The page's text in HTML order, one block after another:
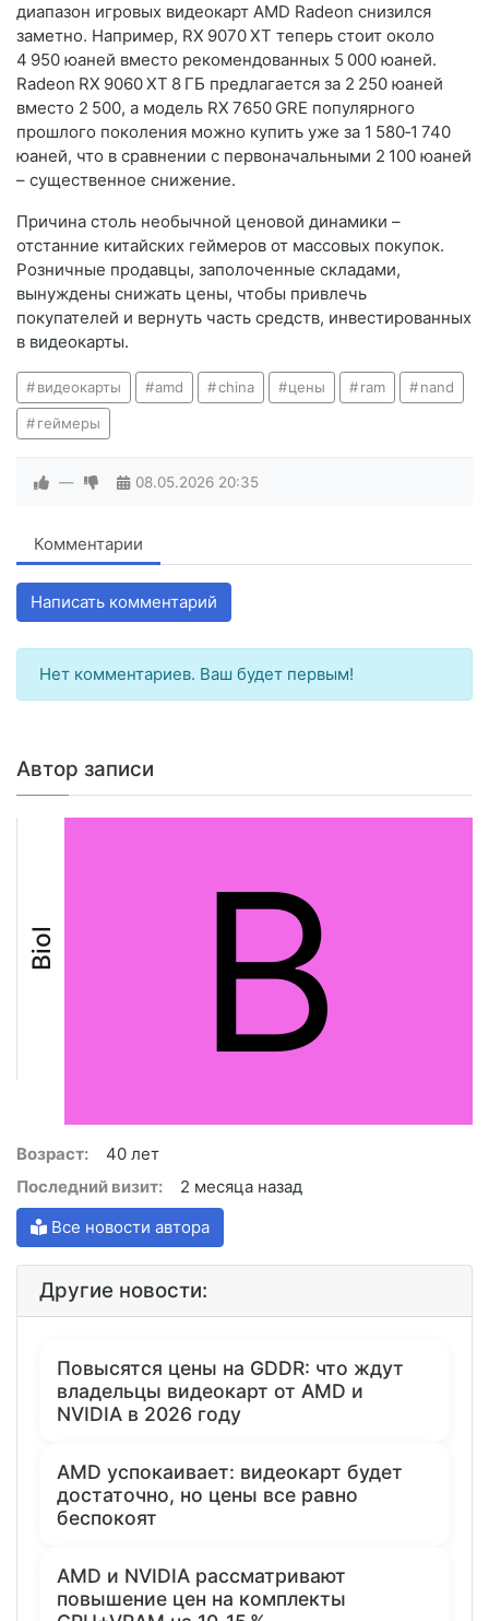
диапазон игровых видеокарт AMD Radeon снизился
заметно. Например, RX 9070 XT теперь стоит около
4 950 юаней вместо рекомендованных 5 000 юаней.
Radeon RX 9060 XT 8 ГБ предлагается за 2 250 юаней
вместо 2 500, а модель RX 7650 GRE популярного
прошлого поколения можно купить уже за 1 580‑1 740
юаней, что в сравнении с первоначальными 2 100 юаней
– существенное снижение.
Причина столь необычной ценовой динамики –
отстанние китайских геймеров от массовых покупок.
Розничные продавцы, заполоченные складами,
вынуждены снижать цены, чтобы привлечь
покупателей и вернуть часть средств, инвестированных
в видеокарты.
видеокарты amd china цены ram nand
геймеры
— 08.05.2026 20:35
Комментарии
Написать комментарий
Нет комментариев. Ваш будет первым!
Автор записи
Biol B
Возраст:
40 лет
Последний визит:
2 месяца назад
Все новости автора
Другие новости:
Повысятся цены на GDDR: что ждут
владельцы видеокарт от AMD и
NVIDIA в 2026 году
AMD успокаивает: видеокарт будет
достаточно, но цены все равно
беспокоят
AMD и NVIDIA рассматривают
повышение цен на комплекты